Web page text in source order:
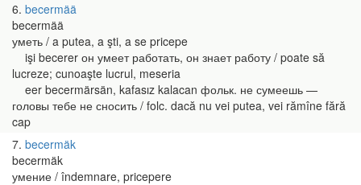
6 becermää
becermää
уметь / a putea, a şti, a se pricepe
işi becerer он умеет работать, он знает работу / poate să
lucreze; cunoaşte lucrul, meseria
eer becermärsän, kafasız kalacan фольк. не сумеешь —
головы тебе не сносить / folc. dacă nu vei putea, vei rămîne fără
cap
7 becermäk
becermäk
умение / îndemnare, pricepere